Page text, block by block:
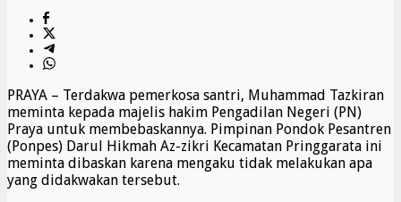
PRAYA – Terdakwa pemerkosa santri, Muhammad Tazkiran
meminta kepada majelis hakim Pengadilan Negeri (PN)
Praya untuk membebaskannya. Pimpinan Pondok Pesantren
(Ponpes) Darul Hikmah Az-zikri Kecamatan Pringgarata ini
meminta dibaskan karena mengaku tidak melakukan apa
yang didakwakan tersebut.